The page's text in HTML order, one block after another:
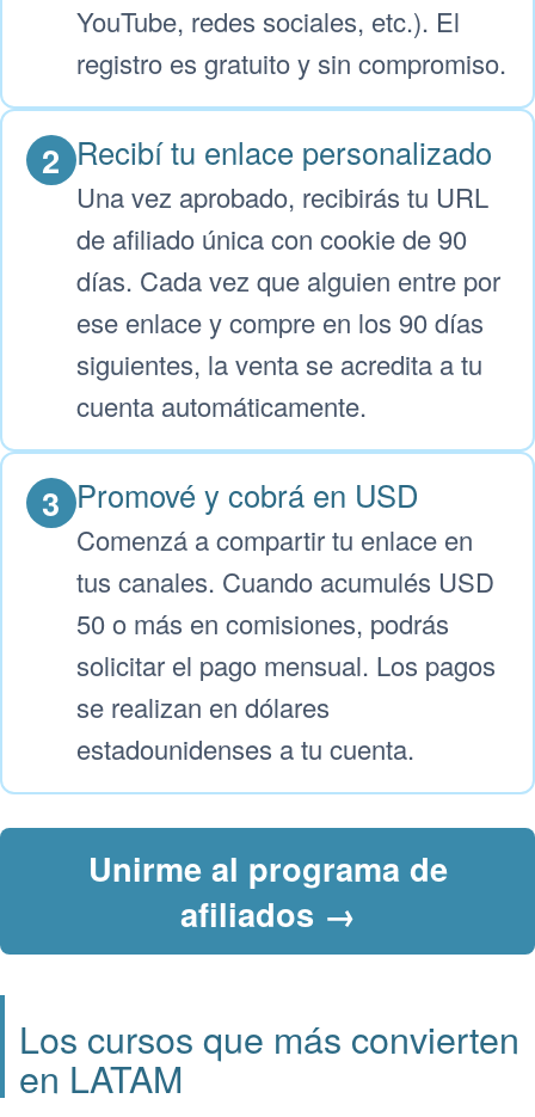
YouTube, redes sociales, etc.). El
registro es gratuito y sin compromiso.
2 Recibí tu enlace personalizado
Una vez aprobado, recibirás tu URL
de afiliado única con cookie de 90
días. Cada vez que alguien entre por
ese enlace y compre en los 90 días
siguientes, la venta se acredita a tu
cuenta automáticamente.
3 Promové y cobrá en USD
Comenzá a compartir tu enlace en
tus canales. Cuando acumulés USD
50 o más en comisiones, podrás
solicitar el pago mensual. Los pagos
se realizan en dólares
estadounidenses a tu cuenta.
Unirme al programa de
afiliados →
Los cursos que más convierten
en LATAM